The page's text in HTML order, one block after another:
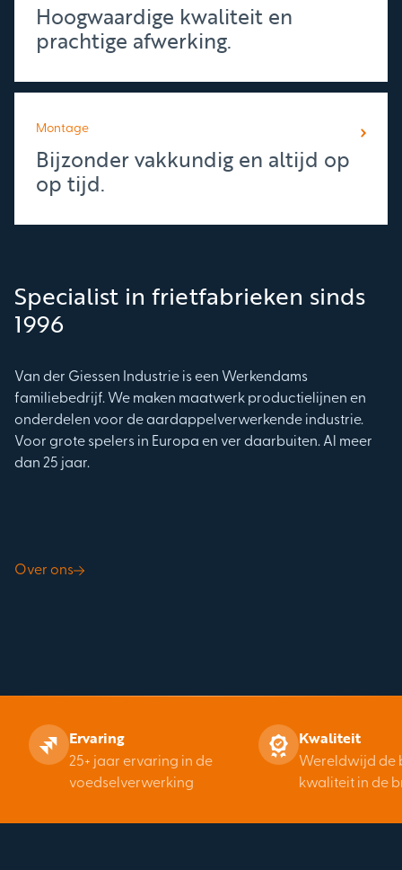
Hoogwaardige kwaliteit en
prachtige afwerking.
Montage
Bijzonder vakkundig en altijd op
op tijd.
Specialist in frietfabrieken sinds
1996
Van der Giessen Industrie is een Werkendams
familiebedrijf. We maken maatwerk productielijnen en
onderdelen voor de aardappelverwerkende industrie.
Voor grote spelers in Europa en ver daarbuiten. Al meer
dan 25 jaar.
Over ons
Ervaring
25+ jaar ervaring in de
voedselverwerking
Kwaliteit
Wereldwijd de
kwaliteit in de